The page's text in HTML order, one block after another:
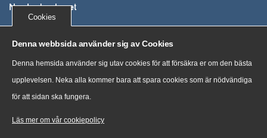
Nya Ledarskapet
kunder växer, uppnår mer och mår bra genom tydliga
processer och nya sätt att tänka.
“Training costs money. But then so does ignorance.” Sir
Claus Moser, scientist
Cookies
Denna webbsida använder sig av Cookies
Denna hemsida använder sig utav cookies för att försäkra er om den bästa
upplevelsen. Neka alla kommer bara att spara cookies som är nödvändiga
för att sidan ska fungera.
Läs mer om vår cookiepolicy